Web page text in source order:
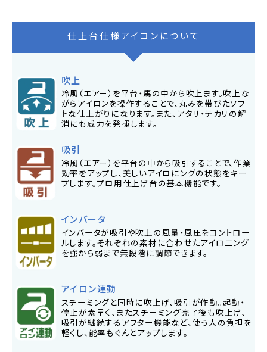
仕上台仕様アイコンについて
吹上
冷風（エアー）を平台・馬の中から吹上ます。吹上な
がらアイロンを操作することで、丸みを帯びたソフ
トな仕上がりになります。また、アタリ・テカリの解
消にも威力を発揮します。
吸引
冷風（エアー）を平台の中から吸引することで、作業
効率をアップし、美しいアイロにングの状態をキー
プします。プロ用仕上げ台の基本機能です。
インバータ
インバータが吸引や吹上の風量・風圧をコントロー
ルします。それぞれの素材に合わせたアイロ二ング
を強から弱まで無段階に調節できます。
アイロン連動
スチーミングと同時に吹上げ、吸引が作動。起動・
停止が素早く、またスチーミング完了後も吹上げ、
吸引が継続するアフター機能など、使う人の負担を
軽くし、能率もぐんとアップします。